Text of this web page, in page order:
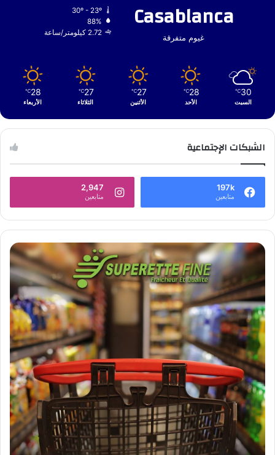
Casablanca
غيوم متفرقة
30º - 23º
88%
2.72 كيلومتر/ساعة
30
℃
السبت
28
℃
الأحد
27
℃
الأثنين
27
℃
الثلاثاء
28
℃
الأربعاء
الشبكات الإجتماعية
197k
متابعين
2,947
متابعين